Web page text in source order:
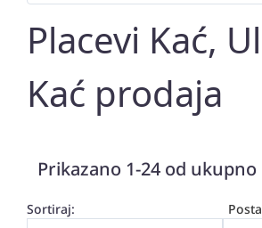
Placevi Kać,
Kać prodaja
Prikazano 1-24 od
Sortiraj: